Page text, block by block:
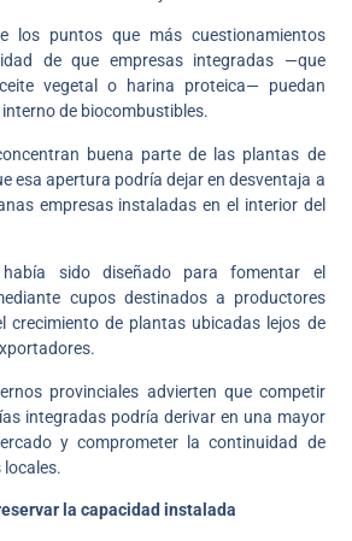
los puntos que más cuestionamientos
de que empresas integradas —que
vegetal o harina proteica— puedan
de biocombustibles.
buena parte de las plantas de
esa apertura podría dejar en desventaja a
empresas instaladas en el interior del
sido diseñado para fomentar el
cupos destinados a productores
crecimiento de plantas ubicadas lejos de
provinciales advierten que competir
integradas podría derivar en una mayor
y comprometer la continuidad de
la capacidad instalada